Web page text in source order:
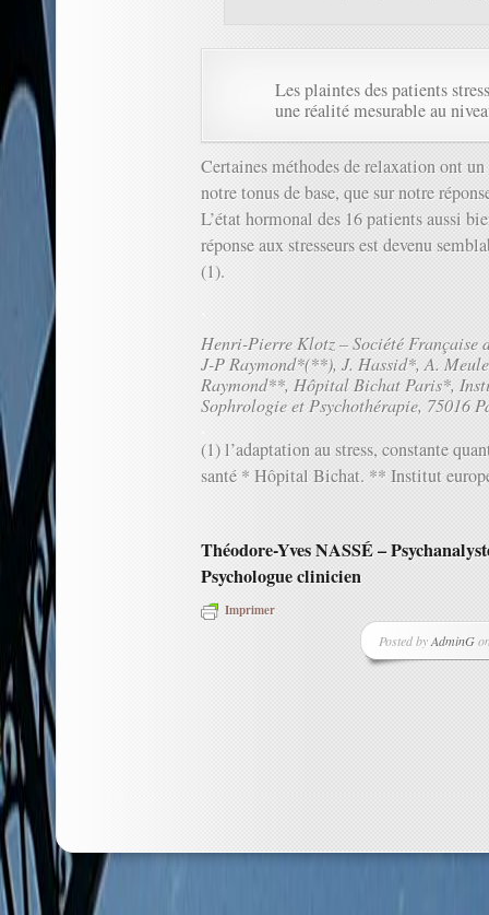
Les plaintes des patients
une réalité mesurable au
Certaines méthodes de relaxation ont
notre tonus de base, que sur notre
L’état hormonal des 16 patients aussi
réponse aux stresseurs est devenu
(1).
Henri-Pierre Klotz – Société Française
J-P Raymond*(**), J. Hassid*, A.
Raymond**, Hôpital Bichat Paris*,
Sophrologie et Psychothérapie, 75016
(1) l’adaptation au stress, constante
santé * Hôpital Bichat. ** Institut
Théodore-Yves NASSÉ –
Psychologue clinicien
Imprimer
Posted byAdminG